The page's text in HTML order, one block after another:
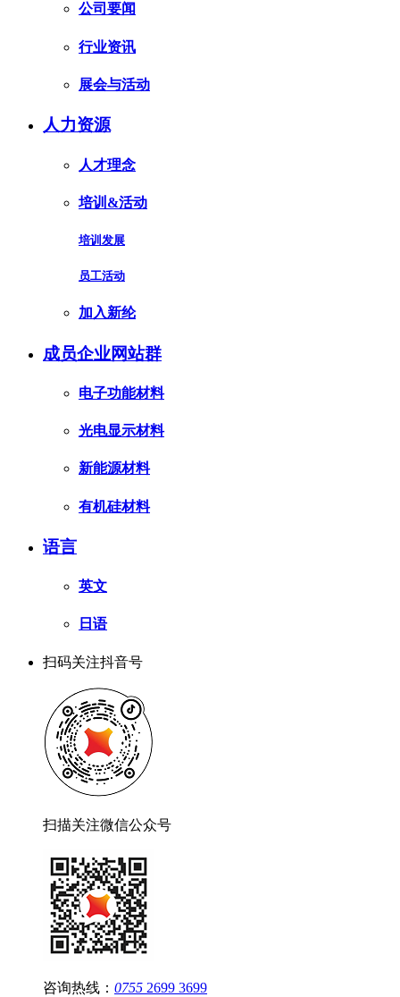
公司要闻
行业资讯
展会与活动
人力资源
人才理念
培训&活动
培训发展
员工活动
加入新纶
成员企业网站群
电子功能材料
光电显示材料
新能源材料
有机硅材料
语言
英文
日语
扫码关注抖音号
扫描关注微信公众号
咨询热线： 0755 2699 3699